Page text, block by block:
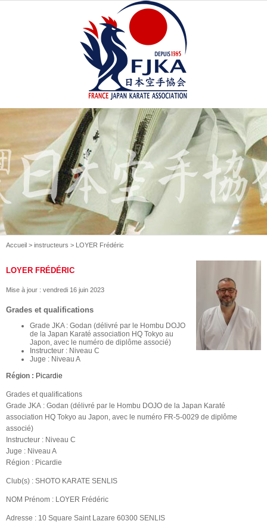
Accueil > instructeurs > LOYER Frédéric
LOYER FRÉDÉRIC
Mise à jour : vendredi 16 juin 2023
Grades et qualifications
Grade JKA : Godan (délivré par le Hombu DOJO
de la Japan Karaté association HQ Tokyo au
Japon, avec le numéro de diplôme associé)
Instructeur : Niveau C
Juge : Niveau A
Région : Picardie
Grades et qualifications
Grade JKA : Godan (délivré par le Hombu DOJO de la Japan Karaté
association HQ Tokyo au Japon, avec le numéro FR-5-0029 de diplôme
associé)
Instructeur : Niveau C
Juge : Niveau A
Région : Picardie
Club(s) : SHOTO KARATE SENLIS
NOM Prénom : LOYER Frédéric
Adresse : 10 Square Saint Lazare 60300 SENLIS